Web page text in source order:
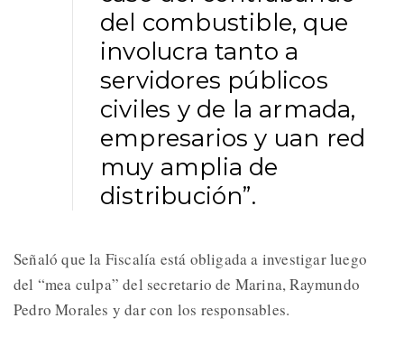
del combustible, que
involucra tanto a
servidores públicos
civiles y de la armada,
empresarios y uan red
muy amplia de
distribución”.
Señaló que la Fiscalía está obligada a investigar luego
del “mea culpa” del secretario de Marina, Raymundo
Pedro Morales y dar con los responsables.